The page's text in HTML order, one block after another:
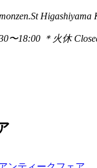
Higashiyama
〜18:00 ＊火休